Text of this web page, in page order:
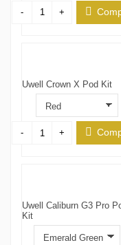
- +
Uwell Crown X Pod Kit
- +
Uwell Caliburn G3 Pro
Kit